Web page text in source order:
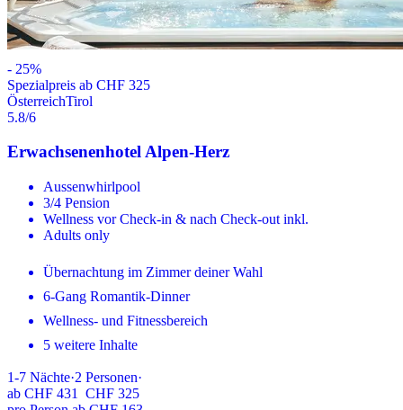
- 25%
Spezialpreis ab CHF 325
ÖsterreichTirol
5.8/6
Erwachsenenhotel Alpen-Herz
Aussenwhirlpool
3/4 Pension
Wellness vor Check-in & nach Check-out inkl.
Adults only
Übernachtung im Zimmer deiner Wahl
6-Gang Romantik-Dinner
Wellness- und Fitnessbereich
5 weitere Inhalte
1-7 Nächte·2 Personen·
ab CHF 431
CHF 325